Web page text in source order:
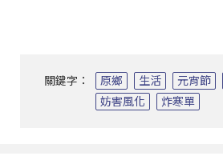
關鍵字： 原鄉 生活 元宵節
妨害風化
炸寒單